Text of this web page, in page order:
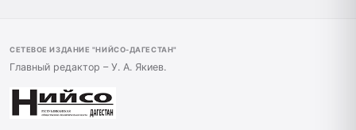
СЕТЕВОЕ ИЗДАНИЕ "НИЙСО-ДАГЕСТАН"
Главный редактор – У. А. Якиев.